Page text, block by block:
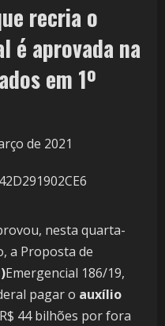
recria o
é aprovada na
em 1º
de 2021
nesta quarta-
a Proposta de
Emergencial 186/19,
pagar o auxílio
44 bilhões por fora